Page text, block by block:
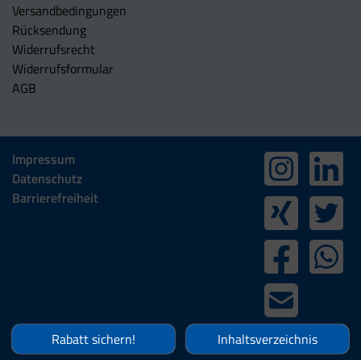
Versandbedingungen
Rücksendung
Widerrufsrecht
Widerrufsformular
AGB
Impressum
Datenschutz
Barrierefreiheit
Rabatt sichern! Inhaltsverzeichnis